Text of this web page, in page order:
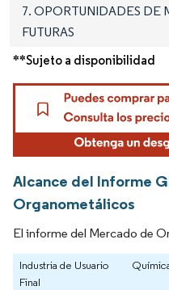
7. OPORTUNIDADES DE
FUTURAS
**Sujeto a disponibilidad
Alcance del Informe
Organometálicos
El informe del Mercado de
Industria de Usuario
Final